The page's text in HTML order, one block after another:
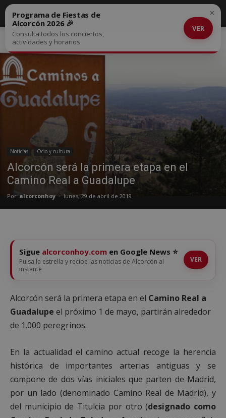
Inicio Noticias
Noticias Ocio y cultura
Alcorcón será la primera etapa en el
Camino Real a Guadalupe
Por alcorconhoy - lunes, 29 de abril de 2019
Programa de Fiestas de
Alcorcón 2026 🎉
Consulta todos los conciertos,
actividades y horarios
VER
×
Sigue alcorconhoy.com en Google News ⭐
Pulsa la estrella y recibe las noticias de Alcorcón al
instante
VER
Alcorcón será la primera etapa en el Camino Real a
Guadalupe el próximo 1 de mayo, partirán alrededor
de 1.000 peregrinos.
En la actualidad el camino actual recoge la herencia
histórica de importantes arterias antiguas y se
compone de dos vías iniciales que parten de Madrid,
por un lado (denominado Camino Real de Madrid), y
del municipio de Titulcia por otro (designado como